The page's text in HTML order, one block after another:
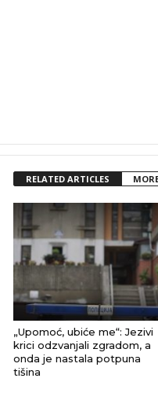
RELATED ARTICLES
„Upomoć, ubiće me“: Jezivi
krici odzvanjali zgradom, a
onda je nastala potpuna
tišina